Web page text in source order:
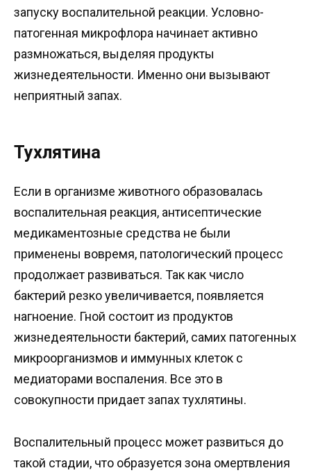
запуску воспалительной реакции. Условно-
патогенная микрофлора начинает активно
размножаться, выделяя продукты
жизнедеятельности. Именно они вызывают
неприятный запах.
Тухлятина
Если в организме животного образовалась
воспалительная реакция, антисептические
медикаментозные средства не были
применены вовремя, патологический процесс
продолжает развиваться. Так как число
бактерий резко увеличивается, появляется
нагноение. Гной состоит из продуктов
жизнедеятельности бактерий, самих патогенных
микроорганизмов и иммунных клеток с
медиаторами воспаления. Все это в
совокупности придает запах тухлятины.
Воспалительный процесс может развиться до
такой стадии, что образуется зона омертвления